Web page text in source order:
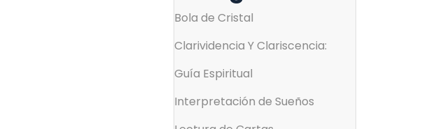
Bola de Cristal
Clarividencia Y Clariscencia:
Guía Espiritual
Interpretación de Sueños